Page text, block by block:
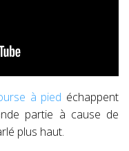
à pied échappent
partie à cause de
plus haut.